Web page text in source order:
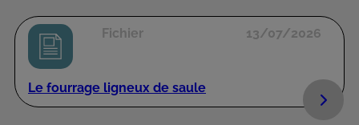
Fichier 13/07/2026
Le fourrage ligneux de saule